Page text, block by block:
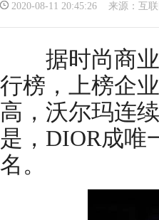
2020-08-11 20:45:26 来源：互联
据时尚商业
行榜，上榜企
高，沃尔玛连
是，DIOR成唯
名。